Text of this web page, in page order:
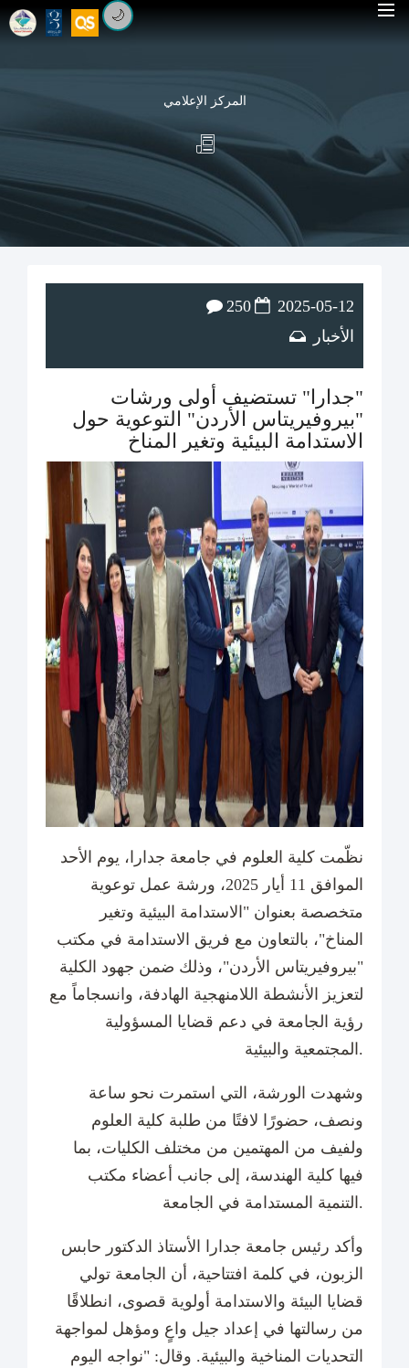
🌙
المركز الإعلامي
2025-05-12
الأخبار
250
"جدارا" تستضيف أولى ورشات
"بيروفيريتاس الأردن" التوعوية حول
الاستدامة البيئية وتغير المناخ
نظّمت كلية العلوم في جامعة جدارا، يوم الأحد
الموافق 11 أيار 2025، ورشة عمل توعوية
متخصصة بعنوان "الاستدامة البيئية وتغير
المناخ"، بالتعاون مع فريق الاستدامة في مكتب
"بيروفيريتاس الأردن"، وذلك ضمن جهود الكلية
لتعزيز الأنشطة اللامنهجية الهادفة، وانسجاماً مع
رؤية الجامعة في دعم قضايا المسؤولية
المجتمعية والبيئية.
وشهدت الورشة، التي استمرت نحو ساعة
ونصف، حضورًا لافتًا من طلبة كلية العلوم
ولفيف من المهتمين من مختلف الكليات، بما
فيها كلية الهندسة، إلى جانب أعضاء مكتب
التنمية المستدامة في الجامعة.
وأكد رئيس جامعة جدارا الأستاذ الدكتور حابس
الزبون، في كلمة افتتاحية، أن الجامعة تولي
قضايا البيئة والاستدامة أولوية قصوى، انطلاقًا
من رسالتها في إعداد جيل واعٍ ومؤهل لمواجهة
التحديات المناخية والبيئية. وقال: "نواجه اليوم